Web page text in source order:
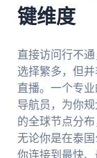
键维度
直接访问行不
选择繁多，但
直播。一个专
导航员，为你
的全球节点分
无论你是在泰
你连接到最快